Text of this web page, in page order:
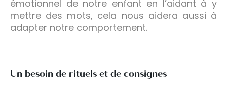
émotionnel de notre enfant en l’aidant à y
mettre des mots, cela nous aidera aussi à
adapter notre comportement.
Un besoin de rituels et de consignes